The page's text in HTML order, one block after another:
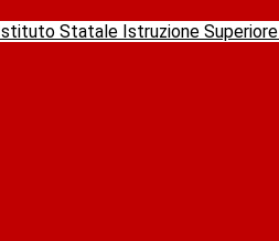
Istituto Statale Istruzione Superiore